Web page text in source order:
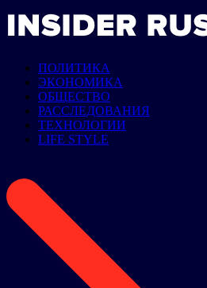
ПОЛИТИКА
ЭКОНОМИКА
ОБЩЕСТВО
РАССЛЕДОВАНИЯ
ТЕХНОЛОГИИ
LIFE STYLE